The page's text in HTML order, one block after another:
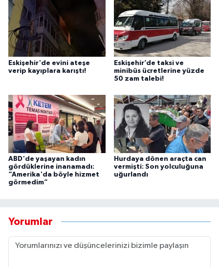
Eskişehir'de evini ateşe
verip kayıplara karıştı!
Eskişehir’de taksi ve
minibüs ücretlerine yüzde
50 zam talebi!
ABD'de yaşayan kadın
gördüklerine inanamadı:
“Amerika'da böyle hizmet
görmedim”
Hurdaya dönen araçta can
vermişti: Son yolculuğuna
uğurlandı
Yorumlar